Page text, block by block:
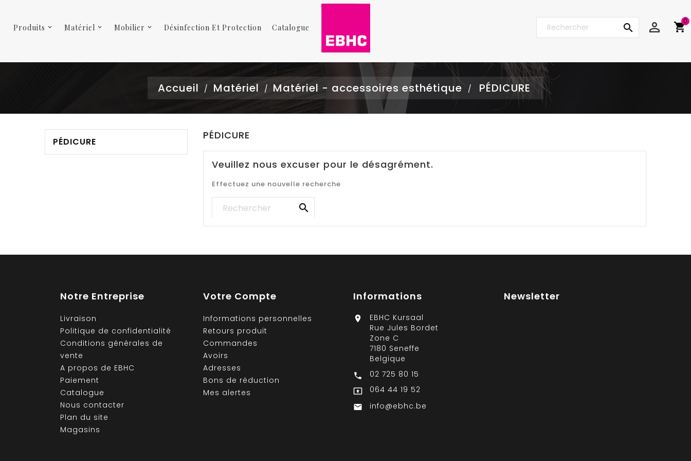
0


Produits Matériel Mobilier Désinfection Et Protection Catalogue
Accueil Matériel Matériel - accessoires esthétique PÉDICURE
PÉDICURE
PÉDICURE
Veuillez nous excuser pour le désagrément.
Effectuez une nouvelle recherche

Notre Entreprise
Livraison
Politique de confidentialité
Conditions générales de
vente
A propos de EBHC
Paiement
Catalogue
Nous contacter
Plan du site
Magasins
Votre Compte
Informations personnelles
Retours produit
Commandes
Avoirs
Adresses
Bons de réduction
Mes alertes
Informations

EBHC Kursaal
Rue Jules Bordet
Zone C
7180 Seneffe
Belgique
 02 725 80 15
 064 44 19 52
 info@ebhc.be
Newsletter